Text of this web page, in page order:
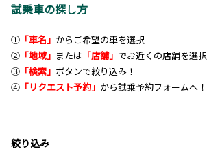
試乗車の探し方
① 「車名」 からご希望の車を選択
② 「地域」 または 「店舗」 でお近くの店舗を選択
③ 「検索」 ボタンで絞り込み！
④ 「リクエスト予約」 から試乗予約フォームへ！
絞り込み